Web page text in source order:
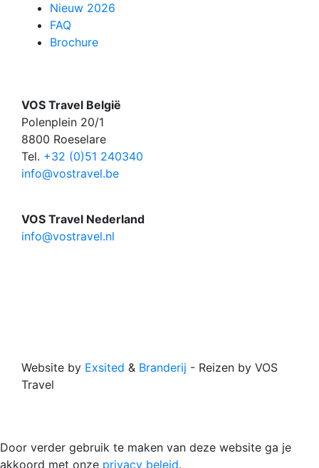
Nieuw 2026
FAQ
Brochure
VOS Travel België
Polenplein 20/1
8800 Roeselare
Tel. +32 (0)51 240340
info@vostravel.be
VOS Travel Nederland
info@vostravel.nl
Website by Exsited & Branderij - Reizen by VOS
Travel
​Door verder gebruik te maken van deze website ga je
akkoord met onze privacy beleid.